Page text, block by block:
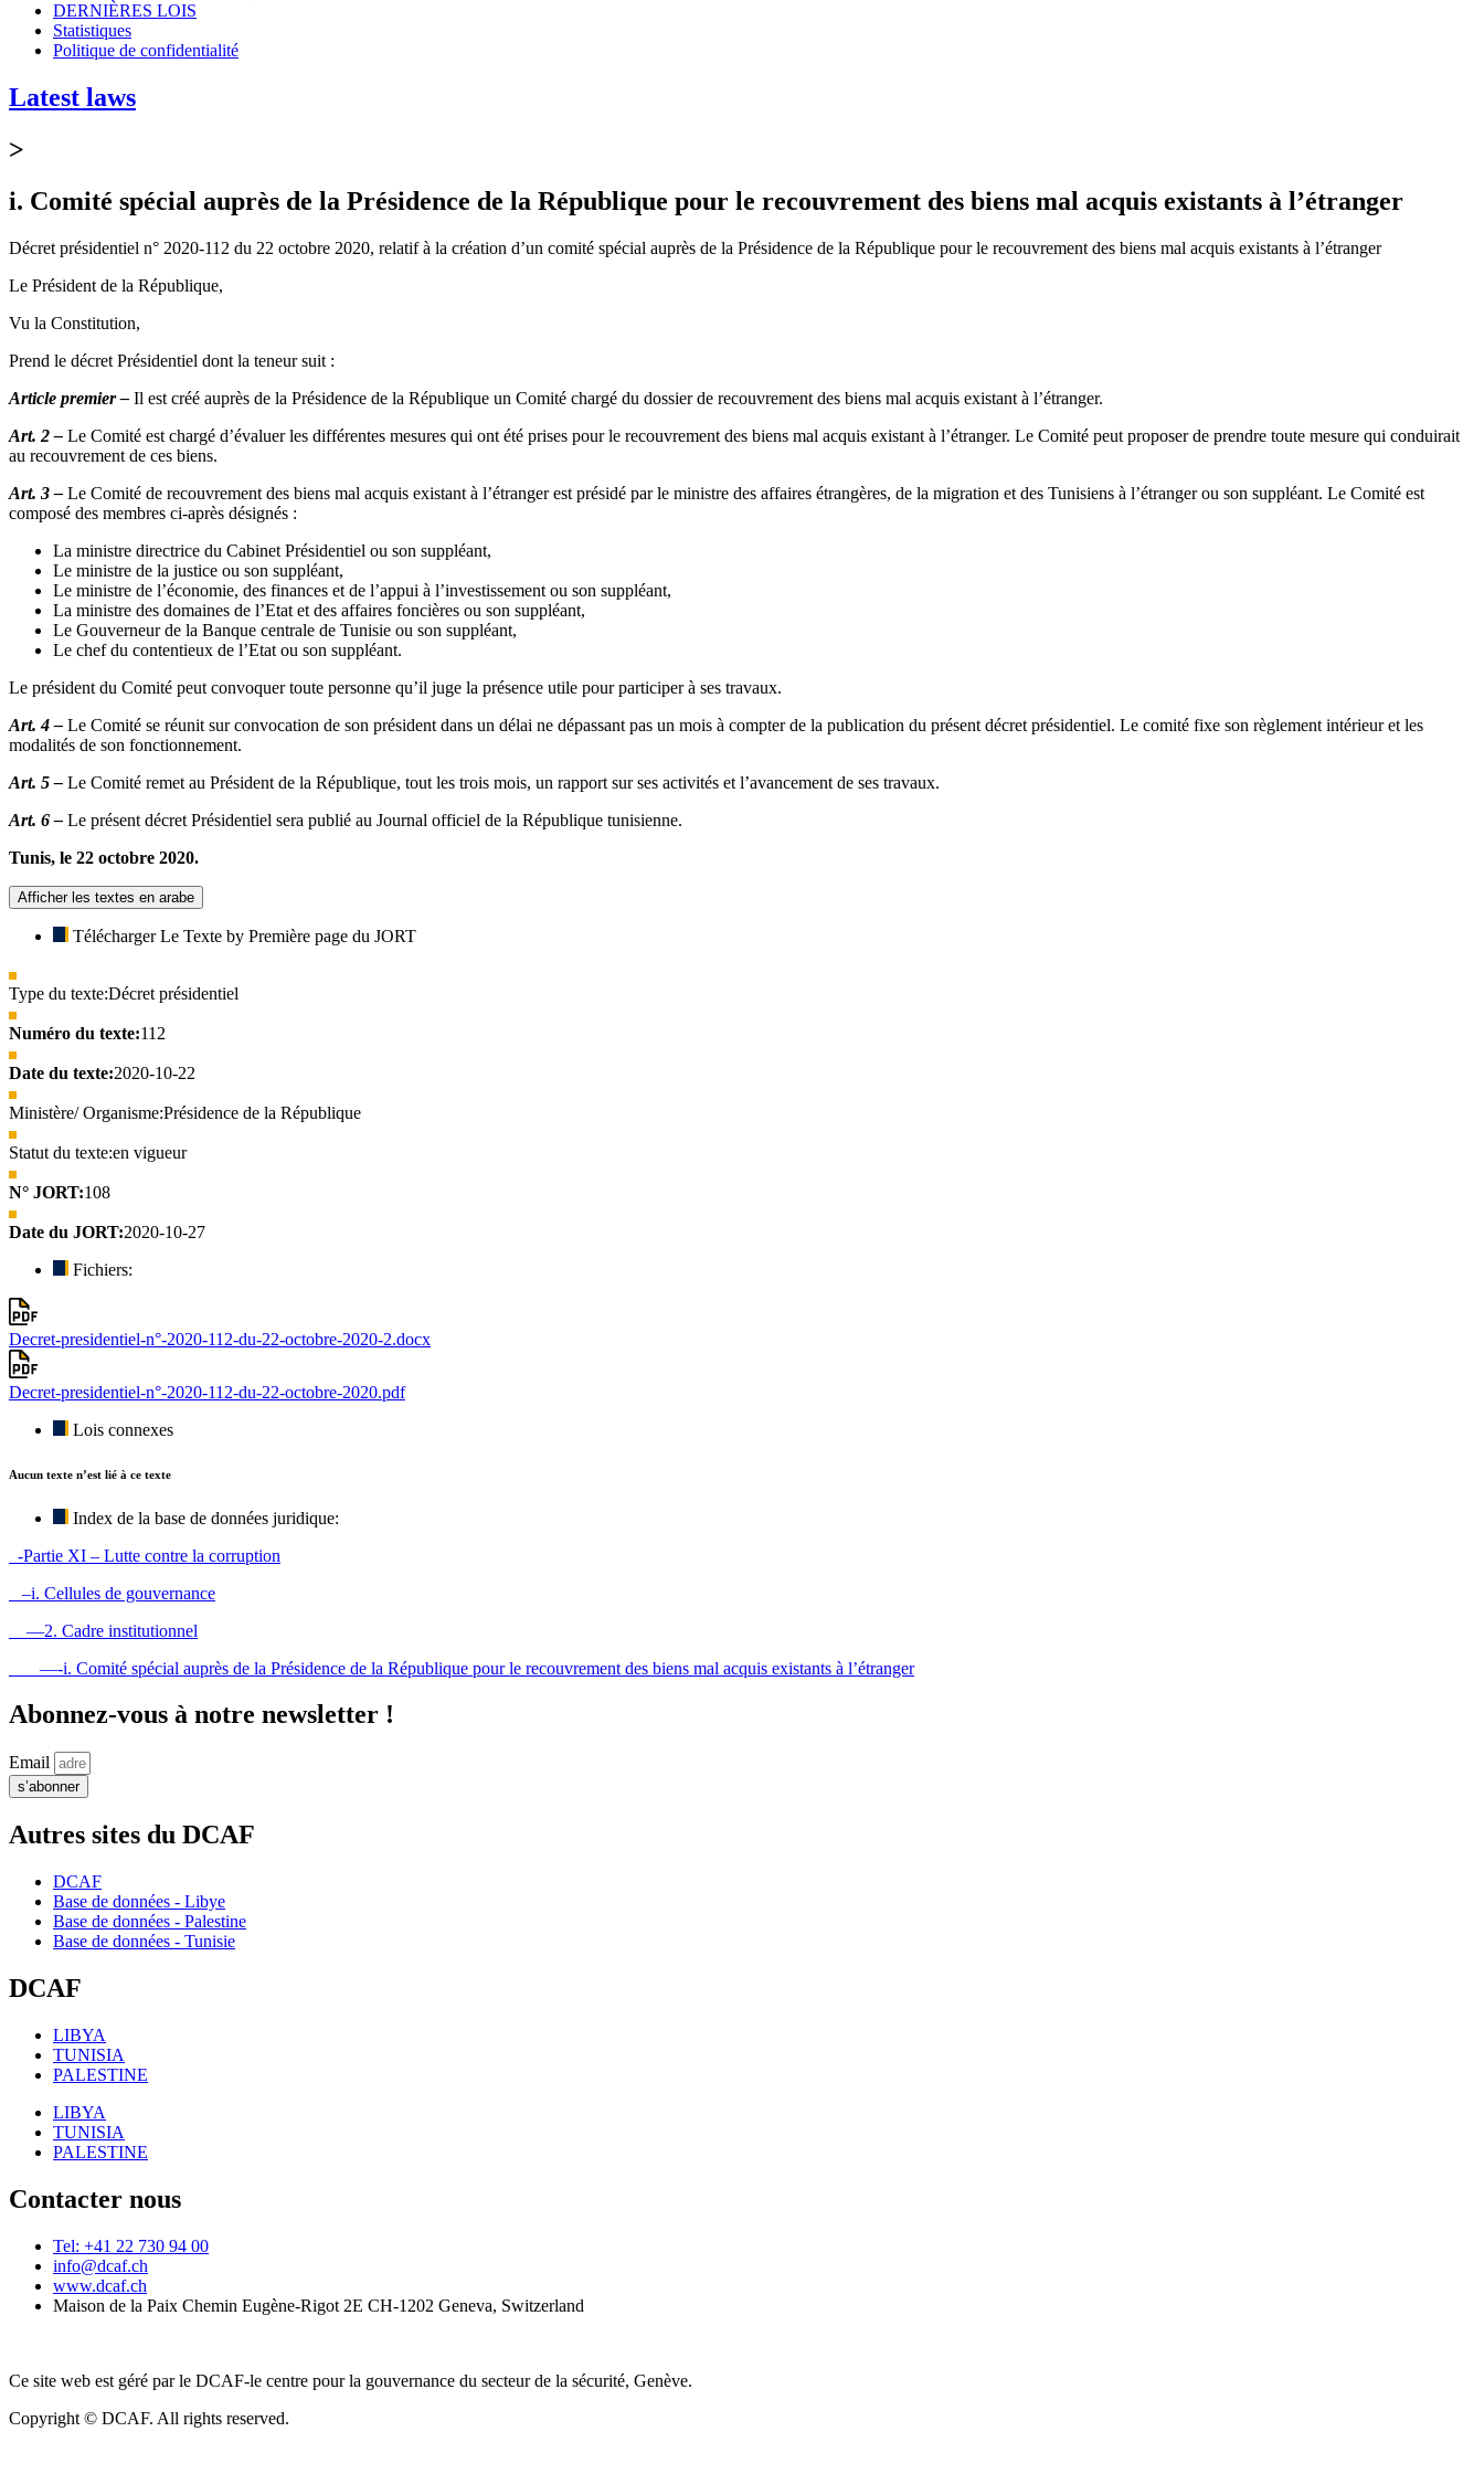
DERNIÈRES LOIS
Statistiques
Politique de confidentialité
Latest laws
>
i. Comité spécial auprès de la Présidence de la République pour le recouvrement des biens mal acquis existants à l’étranger
Décret présidentiel n° 2020-112 du 22 octobre 2020, relatif à la création d’un comité spécial auprès de la Présidence de la République pour le recouvrement des biens mal acquis existants à l’étranger
Le Président de la République,
Vu la Constitution,
Prend le décret Présidentiel dont la teneur suit :
Article premier – Il est créé auprès de la Présidence de la République un Comité chargé du dossier de recouvrement des biens mal acquis existant à l’étranger.
Art. 2 – Le Comité est chargé d’évaluer les différentes mesures qui ont été prises pour le recouvrement des biens mal acquis existant à l’étranger. Le Comité peut proposer de prendre toute mesure qui conduirait
au recouvrement de ces biens.
Art. 3 – Le Comité de recouvrement des biens mal acquis existant à l’étranger est présidé par le ministre des affaires étrangères, de la migration et des Tunisiens à l’étranger ou son suppléant. Le Comité est
composé des membres ci-après désignés :
La ministre directrice du Cabinet Présidentiel ou son suppléant,
Le ministre de la justice ou son suppléant,
Le ministre de l’économie, des finances et de l’appui à l’investissement ou son suppléant,
La ministre des domaines de l’Etat et des affaires foncières ou son suppléant,
Le Gouverneur de la Banque centrale de Tunisie ou son suppléant,
Le chef du contentieux de l’Etat ou son suppléant.
Le président du Comité peut convoquer toute personne qu’il juge la présence utile pour participer à ses travaux.
Art. 4 – Le Comité se réunit sur convocation de son président dans un délai ne dépassant pas un mois à compter de la publication du présent décret présidentiel. Le comité fixe son règlement intérieur et les
modalités de son fonctionnement.
Art. 5 – Le Comité remet au Président de la République, tout les trois mois, un rapport sur ses activités et l’avancement de ses travaux.
Art. 6 – Le présent décret Présidentiel sera publié au Journal officiel de la République tunisienne.
Tunis, le 22 octobre 2020.
Afficher les textes en arabe
Télécharger Le Texte by Première page du JORT
Type du texte:Décret présidentiel
Numéro du texte:112
Date du texte:2020-10-22
Ministère/ Organisme:Présidence de la République
Statut du texte:en vigueur
N° JORT:108
Date du JORT:2020-10-27
Fichiers:
Decret-presidentiel-n°-2020-112-du-22-octobre-2020-2.docx
Decret-presidentiel-n°-2020-112-du-22-octobre-2020.pdf
Lois connexes
Aucun texte n’est lié à ce texte
Index de la base de données juridique:
-Partie XI – Lutte contre la corruption
–i. Cellules de gouvernance
—2. Cadre institutionnel
—-i. Comité spécial auprès de la Présidence de la République pour le recouvrement des biens mal acquis existants à l’étranger
Abonnez-vous à notre newsletter !
Email
s’abonner
Autres sites du DCAF
DCAF
Base de données - Libye
Base de données - Palestine
Base de données - Tunisie
DCAF
LIBYA
TUNISIA
PALESTINE
LIBYA
TUNISIA
PALESTINE
Contacter nous
Tel: +41 22 730 94 00
info@dcaf.ch
www.dcaf.ch
Maison de la Paix Chemin Eugène-Rigot 2E CH-1202 Geneva, Switzerland
Ce site web est géré par le DCAF-le centre pour la gouvernance du secteur de la sécurité, Genève.
Copyright © DCAF. All rights reserved.